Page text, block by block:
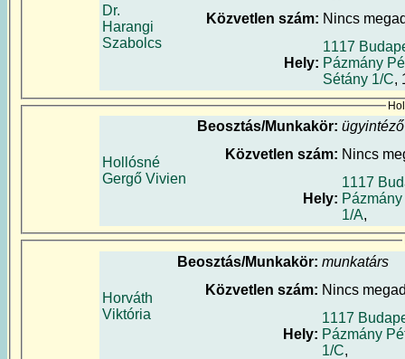
Dr.
Harangi
Szabolcs
Közvetlen szám: Nincs
Hely:
1117
Pázmány
Sétány 1/C,
Hollósné
Gergő Vivien
Beosztás/Munkakör: ügyintéző
Közvetlen szám: Nincs
Hely:
1117
1/A,
Horváth
Viktória
Beosztás/Munkakör: munkatárs
Közvetlen szám: Nincs
Hely:
1117
Pázmány
1/C,